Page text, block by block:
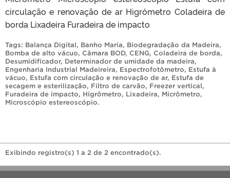
circulação e renovação de ar Higrômetro Coladeira de
borda Lixadeira Furadeira de impacto
Tags: Balança Digital, Banho Maria, Biodegradação da Madeira,
Bomba de alto vácuo, Câmara BOD, CENG, Coladeira de borda,
Desumidificador, Determinador de umidade da madeira,
Engenharia Industrial Madeireira, Espectrofotômetro, Estufa à
vácuo, Estufa com circulação e renovação de ar, Estufa de
secagem e esterilização, Filtro de carvão, Freezer vertical,
Furadeira de impacto, Higrômetro, Lixadeira, Micrômetro,
Microscópio estereoscópio.
Exibindo registro(s) 1 a 2 de 2 encontrado(s).